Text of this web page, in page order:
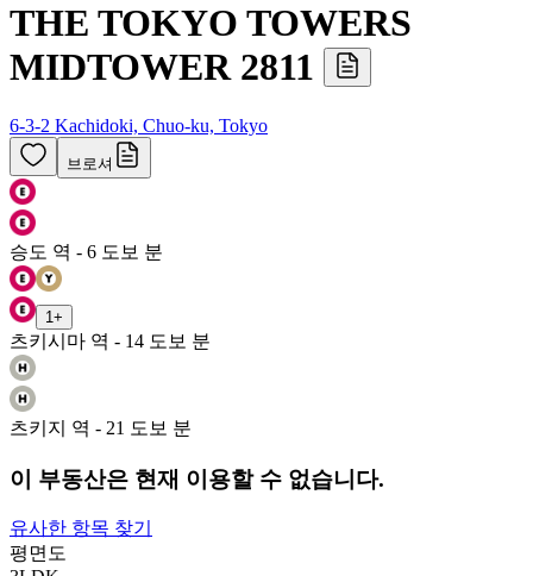
THE TOKYO TOWERS
MIDTOWER 2811
6-3-2 Kachidoki, Chuo-ku, Tokyo
브로셔
승도 역 - 6 도보 분
1 +
츠키시마 역 - 14 도보 분
츠키지 역 - 21 도보 분
이 부동산은 현재 이용할 수 없습니다.
유사한 항목 찾기
평면도